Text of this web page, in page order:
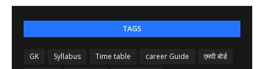
TAGS
GK Syllabus Time table career Guide
एमपी बोर्ड